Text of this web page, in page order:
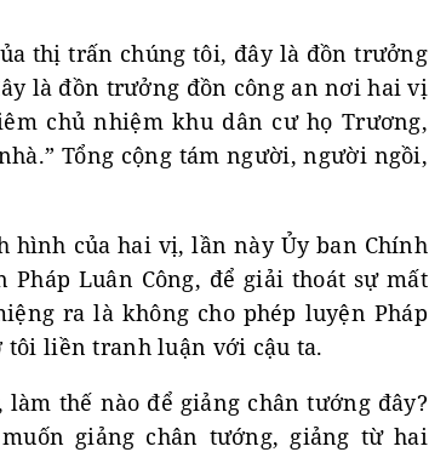
thị trấn chúng tôi, đây là đồn trưởng
là đồn trưởng đồn công an nơi hai vị
chủ nhiệm khu dân cư họ Trương,
Tổng cộng tám người, người ngồi,
hình của hai vị, lần này Ủy ban Chính
Luân Công, để giải thoát sự mất
ra là không cho phép luyện Pháp
tôi liền tranh luận với cậu ta.
thế nào để giảng chân tướng đây?
giảng chân tướng, giảng từ hai